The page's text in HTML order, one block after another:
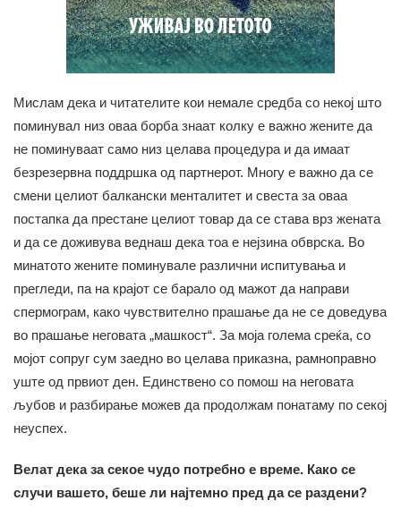
Мислам дека и читателите кои немале средба со некој што
поминувал низ оваа борба знаат колку е важно жените да
не поминуваат само низ целава процедура и да имаат
безрезервна поддршка од партнерот. Многу е важно да се
смени целиот балкански менталитет и свеста за оваа
постапка да престане целиот товар да се става врз жената
и да се доживува веднаш дека тоа е нејзина обврска. Во
минатото жените поминувале различни испитувања и
прегледи, па на крајот се барало од мажот да направи
спермограм, како чувствително прашање да не се доведува
во прашање неговата „машкост“. За моја голема среќа, со
мојот сопруг сум заедно во целава приказна, рамноправно
уште од првиот ден. Единствено со помош на неговата
љубов и разбирање можев да продолжам понатаму по секој
неуспех.
Велат дека за секое чудо потребно е време. Како се
случи вашето, беше ли најтемно пред да се раздени?